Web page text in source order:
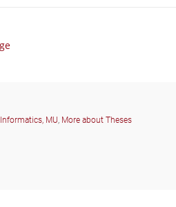
MU, More about Theses